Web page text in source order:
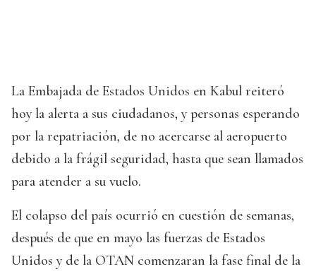
La Embajada de Estados Unidos en Kabul reiteró
hoy la alerta a sus ciudadanos, y personas esperando
por la repatriación, de no acercarse al aeropuerto
debido a la frágil seguridad, hasta que sean llamados
para atender a su vuelo.
El colapso del país ocurrió en cuestión de semanas,
después de que en mayo las fuerzas de Estados
Unidos y de la OTAN comenzaran la fase final de la